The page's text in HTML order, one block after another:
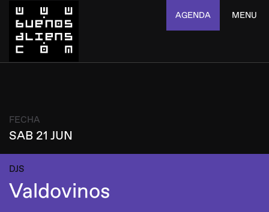
AGENDA MENU
FECHA
SAB 21 JUN
DJS
Valdovinos